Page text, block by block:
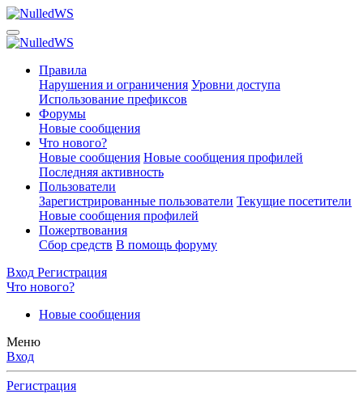
Правила
Нарушения и ограничения Уровни доступа
Использование префиксов
Форумы
Новые сообщения
Что нового?
Новые сообщения Новые сообщения профилей
Последняя активность
Пользователи
Зарегистрированные пользователи Текущие посетители
Новые сообщения профилей
Пожертвования
Сбор средств В помощь форуму
Вход Регистрация
Что нового?
Новые сообщения
Меню
Вход
Регистрация